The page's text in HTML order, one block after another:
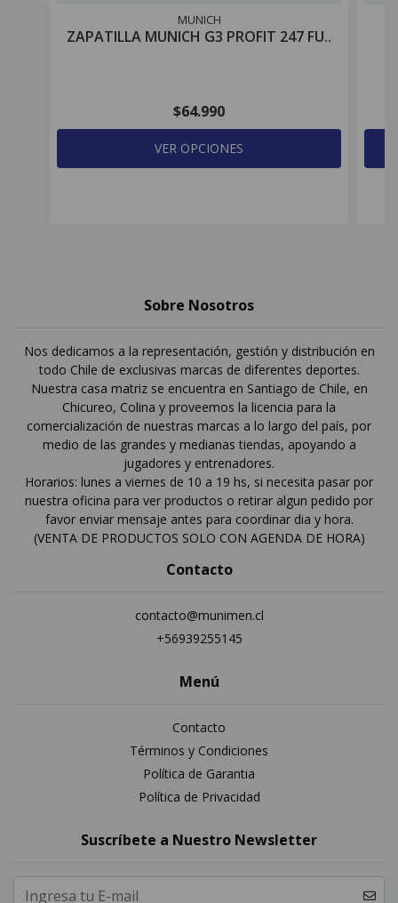
MUNICH
ZAPATILLA MUNICH G3 PROFIT 247 FU..
$64.990
VER OPCIONES
Sobre Nosotros
Nos dedicamos a la representación, gestión y distribución en
todo Chile de exclusivas marcas de diferentes deportes.
Nuestra casa matriz se encuentra en Santiago de Chile, en
Chicureo, Colina y proveemos la licencia para la
comercialización de nuestras marcas a lo largo del país, por
medio de las grandes y medianas tiendas, apoyando a
jugadores y entrenadores.
Horarios: lunes a viernes de 10 a 19 hs, si necesita pasar por
nuestra oficina para ver productos o retirar algun pedido por
favor enviar mensaje antes para coordinar dia y hora.
(VENTA DE PRODUCTOS SOLO CON AGENDA DE HORA)
Contacto
contacto@munimen.cl
+56939255145
Menú
Contacto
Términos y Condiciones
Política de Garantia
Política de Privacidad
Suscríbete a Nuestro Newsletter